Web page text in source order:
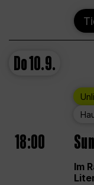
Do10.9.
18:00
Im